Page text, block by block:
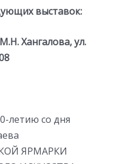
выставок:
Хангалова, ул.
летию со дня
ЯРМАРКИ